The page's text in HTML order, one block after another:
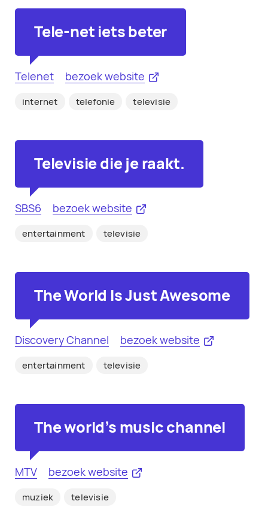
Tele-net iets beter
Telenet bezoek website
internet telefonie televisie
Televisie die je raakt.
SBS6 bezoek website
entertainment televisie
The World Is Just Awesome
Discovery Channel bezoek website
entertainment televisie
The world's music channel
MTV bezoek website
muziek televisie